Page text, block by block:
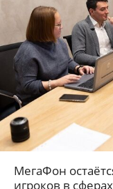
МегаФон
игроков в